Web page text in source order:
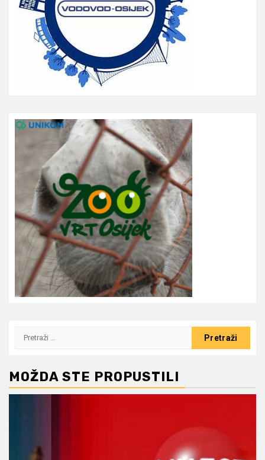
Pretraži:
MOŽDA STE PROPUSTILI